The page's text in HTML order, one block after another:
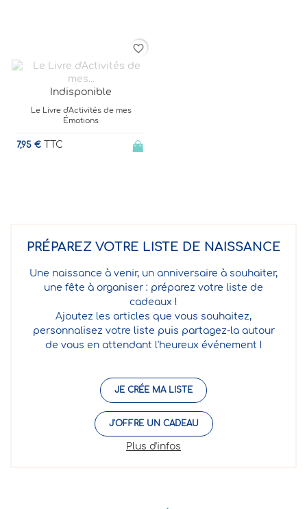
Indisponible
Le Livre d'Activités de mes
Émotions
7,95 € TTC
favorite_border
PRÉPAREZ VOTRE LISTE DE NAISSANCE
Une naissance à venir, un anniversaire à souhaiter,
une fête à organiser : préparez votre liste de
cadeaux !
Ajoutez les articles que vous souhaitez,
personnalisez votre liste puis partagez-la autour
de vous en attendant l'heureux événement !
JE CRÉE MA LISTE
J'OFFRE UN CADEAU
Plus d'infos